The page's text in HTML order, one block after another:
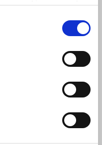
a cookies pe care le-